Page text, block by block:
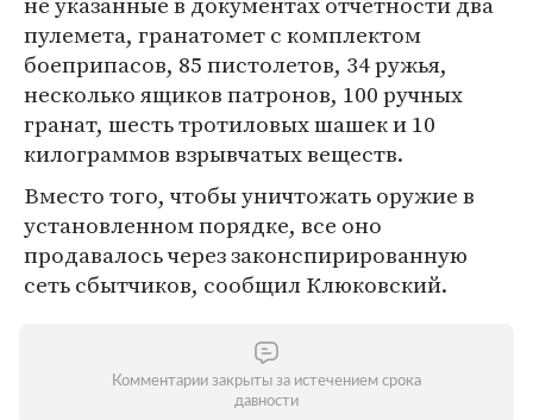
пулемета, гранатомет с комплектом
боеприпасов, 85 пистолетов, 34 ружья,
несколько ящиков патронов, 100 ручных
гранат, шесть тротиловых шашек и 10
килограммов взрывчатых веществ.
Вместо того, чтобы уничтожать оружие в
установленном порядке, все оно
продавалось через законспирированную
сеть сбытчиков, сообщил Клюковский.
Комментарии закрыты за истечением срока
давности